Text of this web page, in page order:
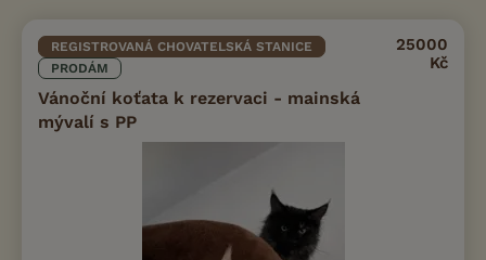
REGISTROVANÁ CHOVATELSKÁ STANICE
PRODÁM
Vánoční koťata k rezervaci - mainská
mývalí s PP
25000
Kč